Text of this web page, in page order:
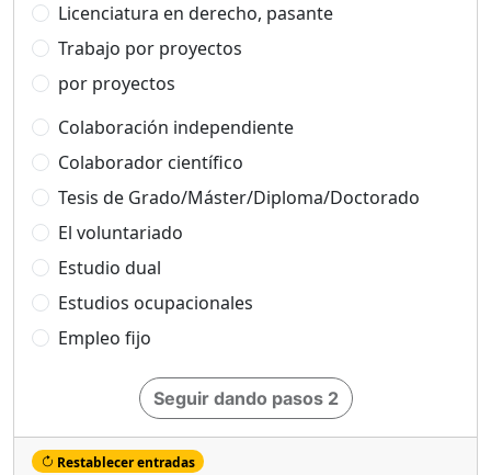
Licenciatura en derecho, pasante
Trabajo por proyectos
por proyectos
Colaboración independiente
Colaborador científico
Tesis de Grado/Máster/Diploma/Doctorado
El voluntariado
Estudio dual
Estudios ocupacionales
Empleo fijo
Seguir dando pasos 2
Restablecer entradas